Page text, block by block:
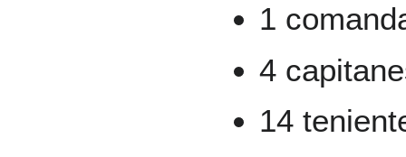
1
4
14